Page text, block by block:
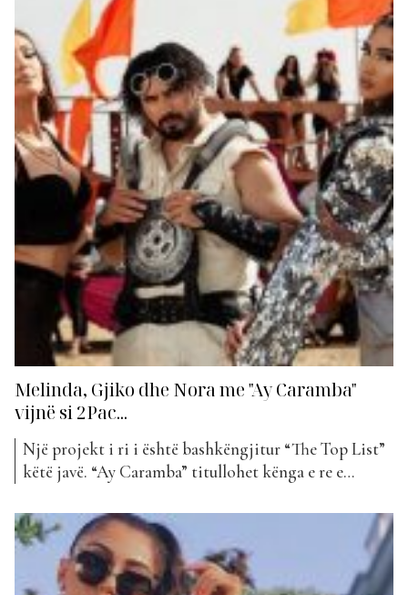
Nora Istrefit dhe Gjikos, “Ay Caramba”, që për këtë
javë është në...
Melinda, Gjiko dhe Nora me "Ay Caramba"
vijnë si 2Pac...
Një projekt i ri i është bashkëngjitur “The Top List”
këtë javë. “Ay Caramba” titullohet kënga e re e
kanë sjellë këtë projekt të veçantë dhe plot stil, me
ritme verore dhe një videoklip tejet interesant.
Videoklipi duket se xhirohet në shkretëtirë,...